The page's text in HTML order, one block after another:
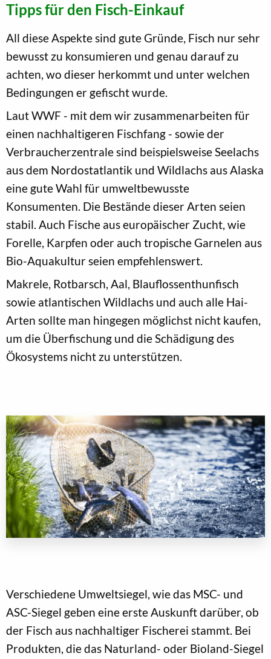
Tipps für den Fisch-Einkauf
All diese Aspekte sind gute Gründe, Fisch nur sehr
bewusst zu konsumieren und genau darauf zu
achten, wo dieser herkommt und unter welchen
Bedingungen er gefischt wurde.
Laut WWF - mit dem wir zusammenarbeiten für
einen nachhaltigeren Fischfang - sowie der
Verbraucherzentrale sind beispielsweise Seelachs
aus dem Nordostatlantik und Wildlachs aus Alaska
eine gute Wahl für umweltbewusste
Konsumenten. Die Bestände dieser Arten seien
stabil. Auch Fische aus europäischer Zucht, wie
Forelle, Karpfen oder auch tropische Garnelen aus
Bio-Aquakultur seien empfehlenswert.
Makrele, Rotbarsch, Aal, Blauflossenthunfisch
sowie atlantischen Wildlachs und auch alle Hai-
Arten sollte man hingegen möglichst nicht kaufen,
um die Überfischung und die Schädigung des
Ökosystems nicht zu unterstützen.
Verschiedene Umweltsiegel, wie das MSC- und
ASC-Siegel geben eine erste Auskunft darüber, ob
der Fisch aus nachhaltiger Fischerei stammt. Bei
Produkten, die das Naturland- oder Bioland-Siegel